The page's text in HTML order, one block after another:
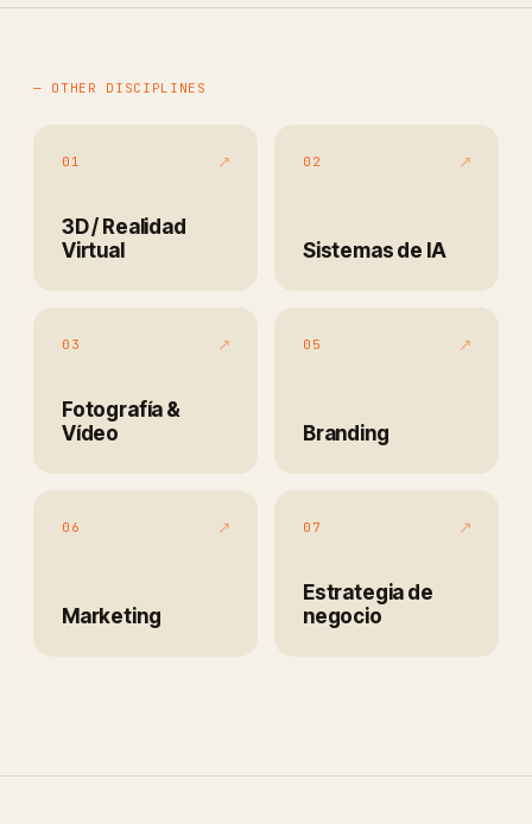
— OTHER DISCIPLINES
01
3D / Realidad
Virtual
↗ 02
Sistemas de IA
↗
03
Fotografía &
Vídeo
↗ 05
Branding
↗
06
Marketing
↗ 07
Estrategia de
negocio
↗